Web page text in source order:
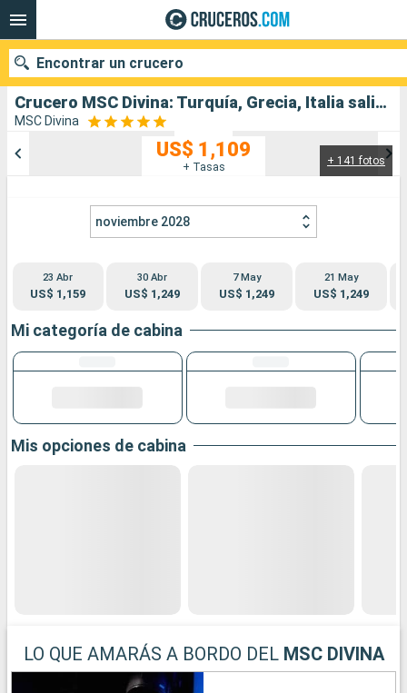
Crucero MSC Divina: Turquía, Grecia, Italia salida desde Civitavecchia - Roma
MSC Divina
+ 141 fotos
US$ 1,109
+ Tasas
noviembre 2028
23 Abr
US$ 1,159
30 Abr
US$ 1,249
7 May
US$ 1,249
21 May
US$ 1,249
Mi categoría de cabina
Mis opciones de cabina
LO QUE AMARÁS A BORDO DEL MSC DIVINA
Encontrar un crucero
Fecha de salida
Buscar